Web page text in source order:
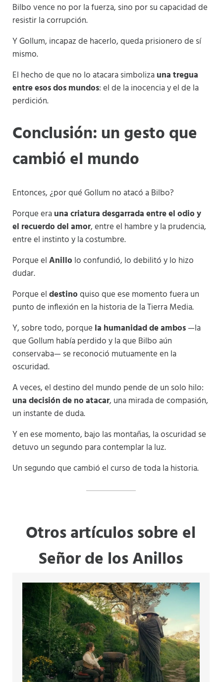
Bilbo vence no por la fuerza, sino por su capacidad de
resistir la corrupción.
Y Gollum, incapaz de hacerlo, queda prisionero de sí
mismo.
El hecho de que no lo atacara simbolizauna tregua
entre esos dos mundos: el de la inocencia y el de la
perdición.
Conclusión: un gesto que
cambió el mundo
Entonces, ¿por qué Gollum no atacó a Bilbo?
Porque erauna criatura desgarrada entre el odio y
el recuerdo del amor, entre el hambre y la prudencia,
entre el instinto y la costumbre.
Porque elAnillo lo confundió, lo debilitó y lo hizo
dudar.
Porque eldestinoquiso que ese momento fuera un
punto de inflexión en la historia de la Tierra Media.
Y, sobre todo, porque la humanidad de ambos—la
que Gollum había perdido y la que Bilbo aún
conservaba— se reconoció mutuamente en la
oscuridad.
A veces, el destino del mundo pende de un solo hilo:
una decisión de no atacar, una mirada de compasión,
un instante de duda.
Y en ese momento, bajo las montañas, la oscuridad se
detuvo un segundo para contemplar la luz.
Un segundo que cambió el curso de toda la historia.
Otros artículos sobre el
Señor de los Anillos